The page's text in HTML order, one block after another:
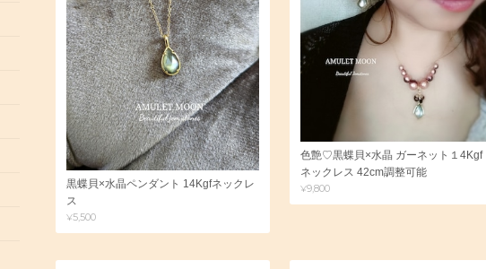
黒蝶貝×水晶ペンダント 14Kgfネックレ
ス
¥5,500
色艶♡黒蝶貝×水晶 ガーネット１4Kgf
ネックレス 42cm調整可能
¥9,800